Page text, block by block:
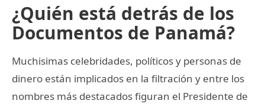
¿Quién está detrás de los
Documentos de Panamá?
Muchisimas celebridades, políticos y personas de
dinero están implicados en la filtración y entre los
nombres más destacados figuran el Presidente de